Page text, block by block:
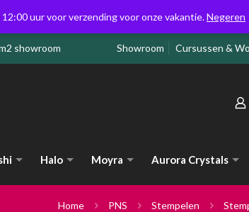
showroom Showroom Cursussen &
Halo Moyra Aurora Crystals
Home PNS Stempelen
uur voor verzending voor onze vakantie.Negeren